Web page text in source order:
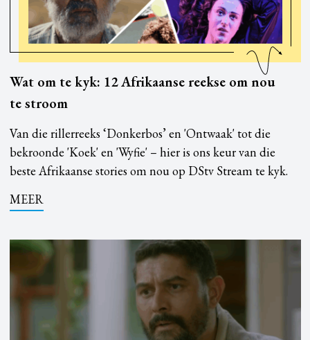
Wat om te kyk: 12 Afrikaanse reekse om nou
te stroom
Van die rillerreeks ‘Donkerbos’ en 'Ontwaak' tot die
bekroonde 'Koek' en 'Wyfie' – hier is ons keur van die
beste Afrikaanse stories om nou op DStv Stream te kyk.
MEER